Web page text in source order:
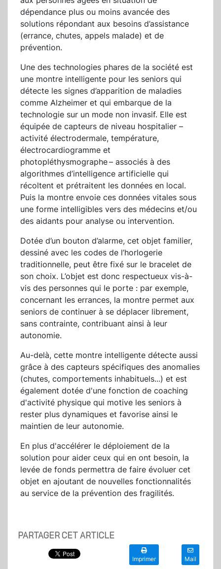
dépendance plus ou moins avancée des
solutions répondant aux besoins d’assistance
(errance, chutes, appels malade) et de
prévention.
Une des technologies phares de la société est
une montre intelligente pour les seniors qui
détecte les signes d’apparition de maladies
comme Alzheimer et qui embarque de la
technologie sur un mode non invasif. Elle est
équipée de capteurs de niveau hospitalier –
activité électrodermale, température,
électrocardiogramme et
photopléthysmographe – associés à des
algorithmes d’intelligence artificielle qui
récoltent et prétraitent les données en local.
Puis la montre envoie ces données vitales sous
une forme intelligibles vers des médecins et/ou
des aidants pour analyse ou intervention.
Dotée d’un bouton d’alarme, cet objet familier,
dessiné avec les codes de l’horlogerie
traditionnelle, peut être fixé sur le bracelet de
son choix. L’objet est donc respectueux vis-à-
vis des personnes qui le porte : par exemple,
concernant les errances, la montre permet aux
seniors de continuer à se déplacer librement,
sans contrainte, contribuant ainsi à leur
autonomie.
Au-delà, cette montre intelligente détecte aussi
grâce à des capteurs spécifiques des anomalies
(chutes, comportements inhabituels...) et est
également dotée d'une fonction de coaching
d'activité physique qui motive les seniors à
rester plus dynamiques et favorise ainsi le
maintien de leur autonomie.
En plus d'accélérer le déploiement de la
solution pour aider ceux qui en ont besoin, la
levée de fonds permettra de faire évoluer cet
objet en ajoutant de nouvelles fonctionnalités
au service de la prévention des fragilités.
PARTAGER CET ARTICLE
Imprimer Mail